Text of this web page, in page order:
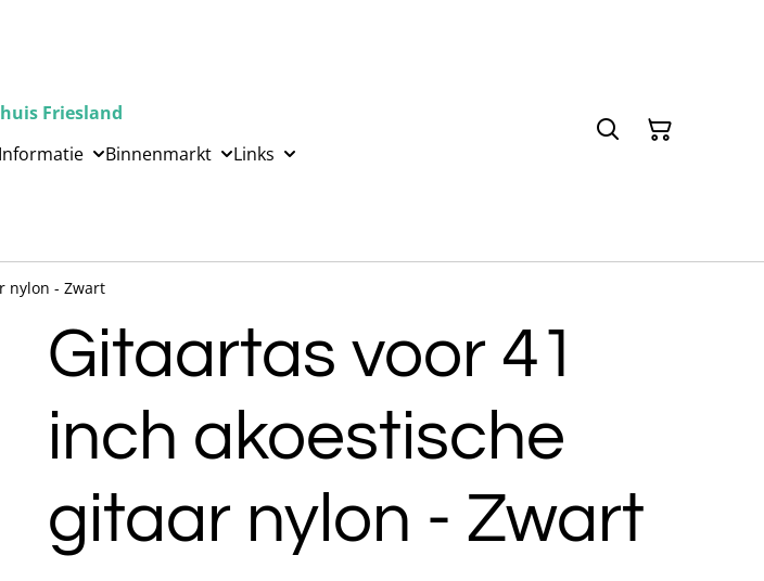
Friesland
Informatie Binnenmarkt Links
nylon - Zwart
Gitaartas voor 41
inch akoestische
gitaar nylon - Zwart